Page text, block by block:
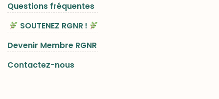
Questions fréquentes
SOUTENEZ RGNR !
Devenir Membre RGNR
Contactez-nous